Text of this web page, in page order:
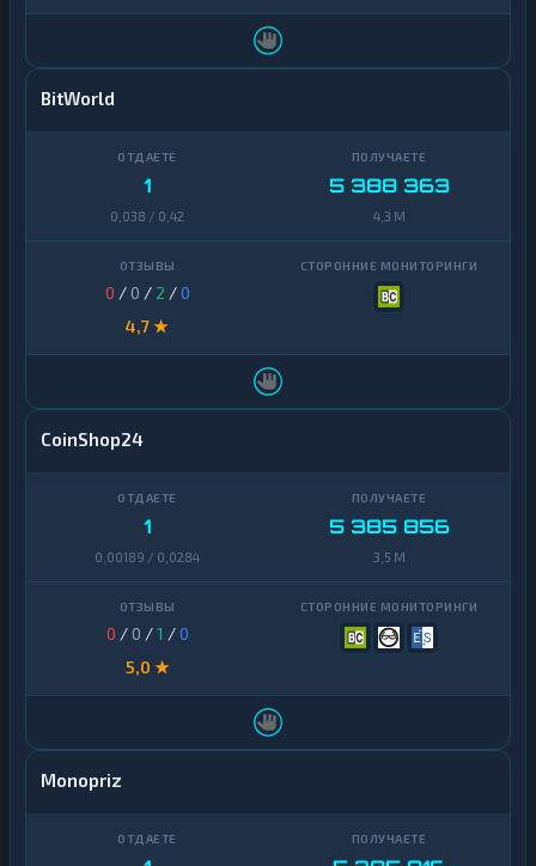
BitWorld
1
0,038 / 0,42
5 388 363
4,3 M
0 / 0 / 2 /0
4,7 ★
CoinShop24
1
0,00189 / 0,0284
5 385 856
3,5 M
0 / 0 /1 /0
5,0 ★
Monopriz